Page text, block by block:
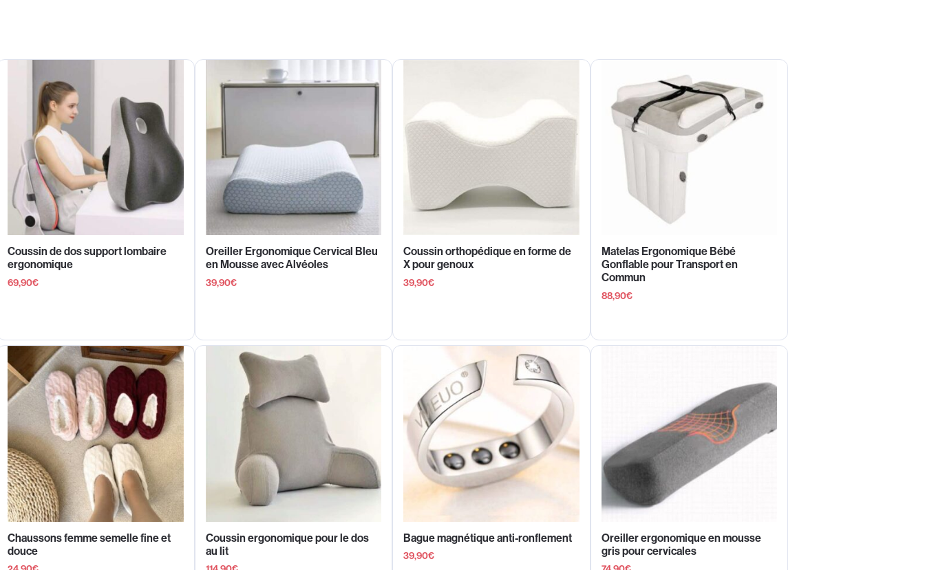
Coussin de dos support lombaire
ergonomique
69,90€
Oreiller Ergonomique Cervical Bleu
en Mousse avec Alvéoles
39,90€
Coussin orthopédique en forme de
X pour genoux
39,90€
Matelas Ergonomique Bébé
Gonflable pour Transport en
Commun
88,90€
Chaussons femme semelle fine et
douce
Coussin ergonomique pour le dos
au lit
Bague magnétique anti-ronflement
39,90€
Oreiller ergonomique en mousse
gris pour cervicales